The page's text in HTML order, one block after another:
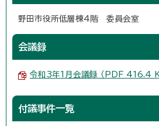
野田市役所低層棟4階 委員会室
会議録
令和3年1月会議録 （PDF 416.4
付議事件一覧